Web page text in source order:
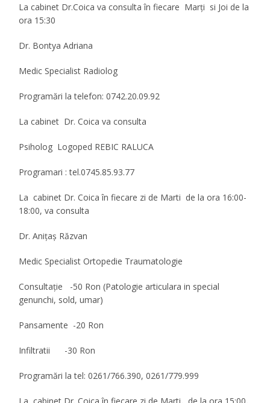
La cabinet Dr.Coica va consulta în fiecare Marţi si Joi de la
ora 15:30
Dr. Bontya Adriana
Medic Specialist Radiolog
Programări la telefon: 0742.20.09.92
La cabinet Dr. Coica va consulta
Psiholog Logoped REBIC RALUCA
Programari : tel.0745.85.93.77
La cabinet Dr. Coica în fiecare zi de Marti de la ora 16:00-
18:00,va consulta
Dr. Aniţaș Răzvan
Medic Specialist Ortopedie Traumatologie
Consultaţie -50 Ron (Patologie articulara in special
genunchi, sold, umar)
Pansamente -20 Ron
Infiltratii -30 Ron
Programări la tel: 0261/766.390, 0261/779.999